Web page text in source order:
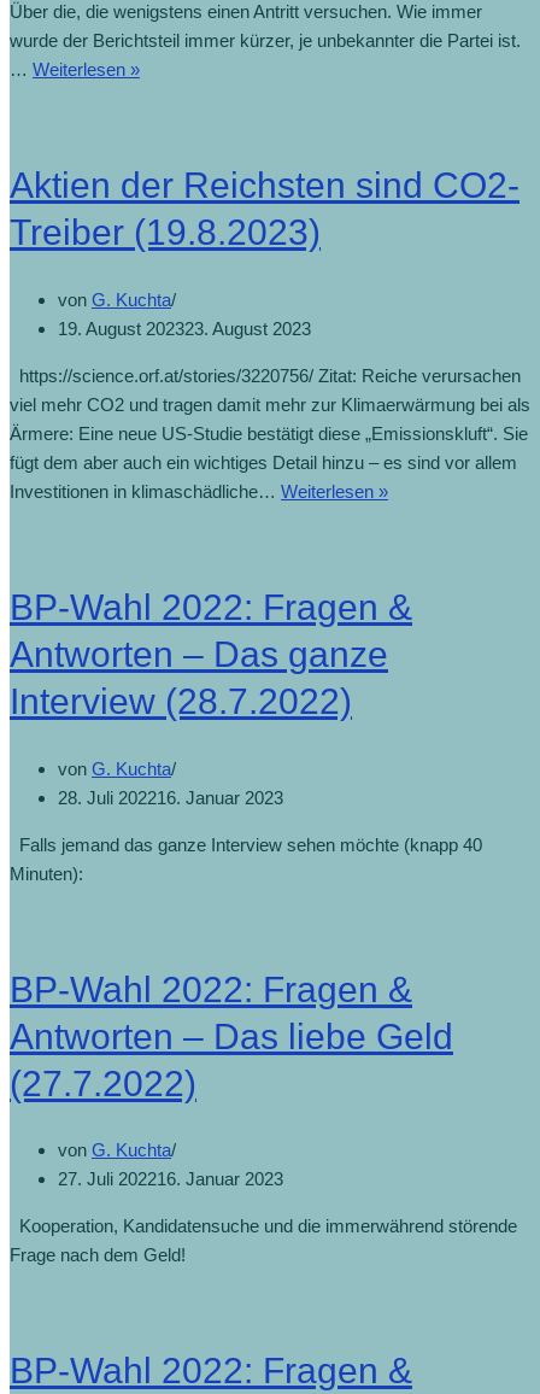
Über die, die wenigstens einen Antritt versuchen. Wie immer
wurde der Berichtsteil immer kürzer, je unbekannter die Partei ist.
… Weiterlesen »Mehr
je
(7.7.2024)
Aktien der Reichsten sind CO2-
Treiber (19.8.2023)
von G. Kuchta
19. August 202323. August 2023
https://science.orf.at/stories/3220756/ Zitat: Reiche verursachen
viel mehr CO2 und tragen damit mehr zur Klimaerwärmung bei als
Ärmere: Eine neue US-Studie bestätigt diese „Emissionskluft“. Sie
fügt dem aber auch ein wichtiges Detail hinzu – es sind vor allem
Investitionen in klimaschädliche… Weiterlesen »Aktien
CO2-
BP-Wahl 2022: Fragen &
Antworten – Das ganze
Interview (28.7.2022)
von G. Kuchta
28. Juli 202216. Januar 2023
Falls jemand das ganze Interview sehen möchte (knapp 40
Minuten):
BP-Wahl 2022: Fragen &
Antworten – Das liebe Geld
(27.7.2022)
von G. Kuchta
27. Juli 202216. Januar 2023
Kooperation, Kandidatensuche und die immerwährend störende
Frage nach dem Geld!
BP-Wahl 2022: Fragen &